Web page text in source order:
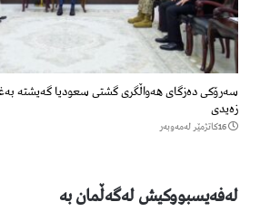
سەرۆكی دەزگای هەواڵگری گشتی سعودیا گەیشتە
زەیدی
16كاتژمێر لەمەوبەر
لەفەیسبووكیش لەگەڵمان بە